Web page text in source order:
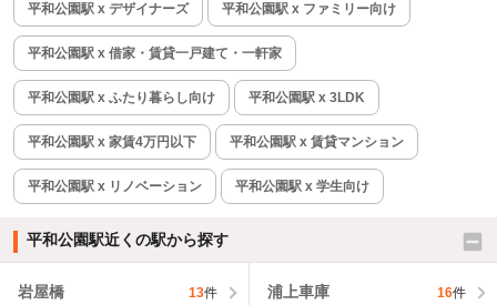
平和公園駅 x デザイナーズ 平和公園駅 x ファミリー向け
平和公園駅 x 借家・賃貸一戸建て・一軒家
平和公園駅 x ふたり暮らし向け 平和公園駅 x 3LDK
平和公園駅 x 家賃4万円以下 平和公園駅 x 賃貸マンション
平和公園駅 x リノベーション 平和公園駅 x 学生向け
平和公園駅近くの駅から探す
岩屋橋 13件 浦上車庫 16件